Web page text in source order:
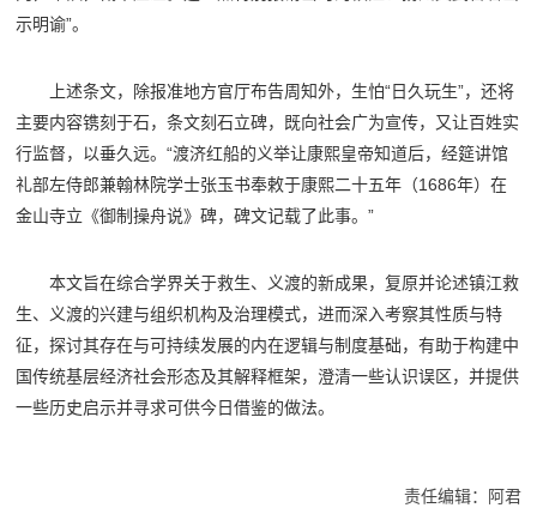
示明谕”。
上述条文，除报准地方官厅布告周知外，生怕“日久玩生”，还将
主要内容镌刻于石，条文刻石立碑，既向社会广为宣传，又让百姓实
行监督，以垂久远。“渡济红船的义举让康熙皇帝知道后，经筵讲馆
礼部左侍郎兼翰林院学士张玉书奉敕于康熙二十五年（1686年）在
金山寺立《御制操舟说》碑，碑文记载了此事。”
本文旨在综合学界关于救生、义渡的新成果，复原并论述镇江救
生、义渡的兴建与组织机构及治理模式，进而深入考察其性质与特
征，探讨其存在与可持续发展的内在逻辑与制度基础，有助于构建中
国传统基层经济社会形态及其解释框架，澄清一些认识误区，并提供
一些历史启示并寻求可供今日借鉴的做法。
责任编辑：阿君